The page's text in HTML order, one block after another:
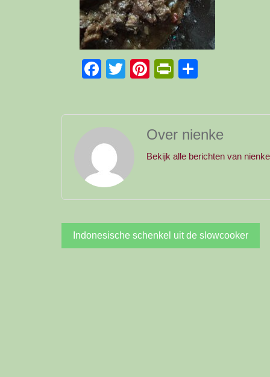
Facebook
TwitterPinterest
Over nienke
Bekijk alle berichten van
Bericht
navigatie
Indonesische schenkel uit de slowcooker